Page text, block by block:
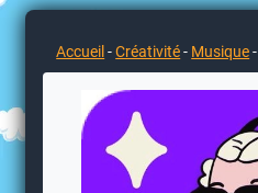
Accueil -Créativité- Musique-